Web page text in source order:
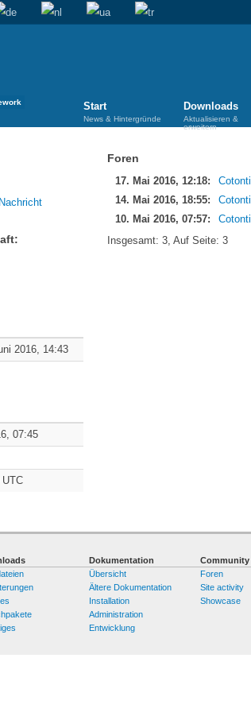
Start
News & Hintergründe
Downloads
Aktualisieren &
erweitern
2016, 14:43
07:45
UTC
Foren
17. Mai 2016, 12:18: Cotonti
14. Mai 2016, 18:55:
Cotonti
10. Mai 2016, 07:57:
Cotonti
Insgesamt: 3, Auf Seite: 3
Dokumentation
Übersicht
Ältere Dokumentation
Installation
Administration
Entwicklung
Community
Foren
Site activity
Showcase